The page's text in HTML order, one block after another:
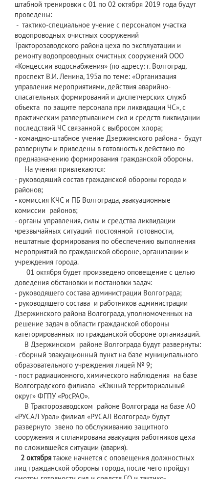
штабной тренировки с 01 по 02 октября 2019 года будут
проведены:
- тактико-специальное учение с персоналом участка
водопроводных очистных сооружений
Тракторозаводского района цеха по эксплуатации и
ремонту водопроводных очистных сооружений ООО
«Концессии водоснабжения» (по адресу: г. Волгоград,
проспект В.И. Ленина, 195а по теме: «Организация
управления мероприятиями, действия аварийно-
спасательных формирований и диспетчерских служб
объекта по защите персонала при ликвидации ЧС», с
практическим развертыванием сил и средств ликвидации
последствий ЧС связанной с выбросом хлора;
- командно-штабное учение Дзержинского района - будут
развернуты и приведены в готовность к действию по
предназначению формирования гражданской обороны.
На учения привлекаются:
- руководящий состав гражданской обороны города и
районов;
- комиссия КЧС и ПБ Волгограда, эвакуационные
комиссии районов;
- органы управления, силы и средства ликвидации
чрезвычайных ситуаций постоянной готовности,
нештатные формирования по обеспечению выполнения
мероприятий по гражданской обороне, организации и
учреждения города.
01 октября будет произведено оповещение с целью
доведения обстановки и постановки задач:
- руководящего состава администрации Волгограда;
- руководящего состава и работников администрации
Дзержинского района Волгограда, уполномоченных на
решение задач в области гражданской обороны
категорированных по гражданской обороне организаций.
В Дзержинском районе Волгограда будут развернуты:
- сборный эвакуационный пункт на базе муниципального
образовательного учреждения лицей № 9;
- пост радиационного, химического наблюдения на базе
Волгоградского филиала «Южный территориальный
округ» ФГПУ «РосРАО».
В Тракторозаводском районе Волгограда на базе АО
«РУСАЛ Урал» филиал «РУСАЛ Волгоград» будут
развернуто звено по обслуживанию защитного
сооружения и спланирована эвакуация работников цеха
по сложившейся ситуации (авария).
2 октября также начнется с оповещения должностных
лиц гражданской обороны города, после чего пройдут